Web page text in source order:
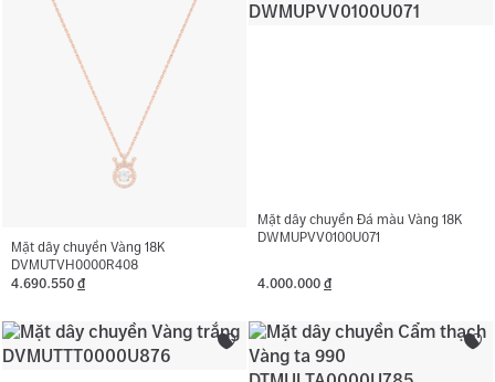
Mặt dây chuyền Vàng 18K
DVMUTVH0000R408
4.690.550 đ
Mặt dây chuyền Đá màu Vàng 18K
DWMUPVV0100U071
4.000.000 đ